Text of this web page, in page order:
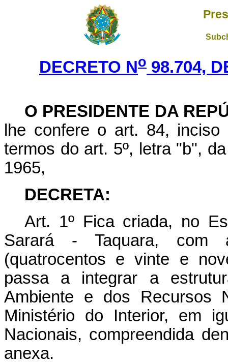
DECRETO No 98.704,
O PRESIDENTE DA
lhe confere o art. 84,
termos do art. 5º, letra "b",
1965,
DECRETA:
Art. 1º Fica criada, no
Sarará - Taquara, com
(quatrocentos e vinte e
passa a integrar a
Ambiente e dos Recursos
Ministério do Interior, em
Nacionais, compreendida
anexa.